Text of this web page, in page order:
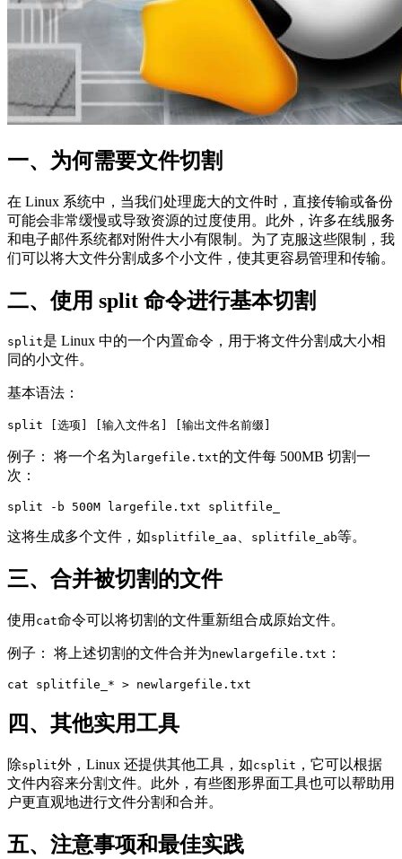
一、为何需要文件切割
在 Linux 系统中，当我们处理庞大的文件时，直接传输或备份
可能会非常缓慢或导致资源的过度使用。此外，许多在线服务
和电子邮件系统都对附件大小有限制。为了克服这些限制，我
们可以将大文件分割成多个小文件，使其更容易管理和传输。
二、使用 split 命令进行基本切割
split是 Linux 中的一个内置命令，用于将文件分割成大小相
同的小文件。
基本语法：
split [选项] [输入文件名] [输出文件名前缀]
例子： 将一个名为 largefile.txt的文件每 500MB 切割一
次：
split -b 500M largefile.txt splitfile_
这将生成多个文件，如splitfile_aa 、 splitfile_ab等。
三、合并被切割的文件
使用 cat命令可以将切割的文件重新组合成原始文件。
例子： 将上述切割的文件合并为newlargefile.txt ：
cat splitfile_* > newlargefile.txt
四、其他实用工具
除split外，Linux 还提供其他工具，如csplit ，它可以根据
文件内容来分割文件。此外，有些图形界面工具也可以帮助用
户更直观地进行文件分割和合并。
五、注意事项和最佳实践